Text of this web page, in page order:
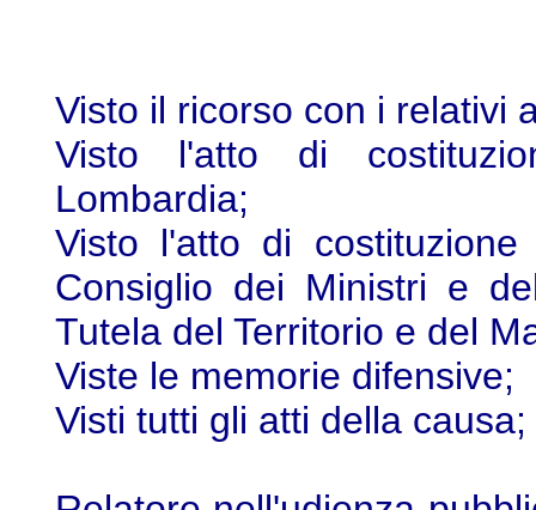
Visto il ricorso con i relativi
Visto l'atto di
Lombardia;
Visto l'atto di
Consiglio dei Ministri e
Tutela del Territorio e del
Viste le memorie difensive;
Visti tutti gli atti della causa;